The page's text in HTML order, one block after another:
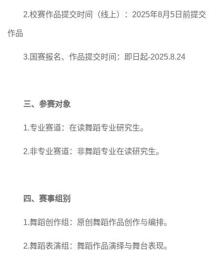
2.校赛作品提交时间（线上）： 2025年8月5日前提交
作品
3. 国赛报名、作品提交时间：即日起-2025.8.24
三、参赛对象
1.专业赛道：在读舞蹈专业研究生。
2.非专业赛道：非舞蹈专业在读研究生。
四、赛事组别
1.舞蹈创作组：原创舞蹈作品创作与编排。
2.舞蹈表演组：舞蹈作品演绎与舞台表现。